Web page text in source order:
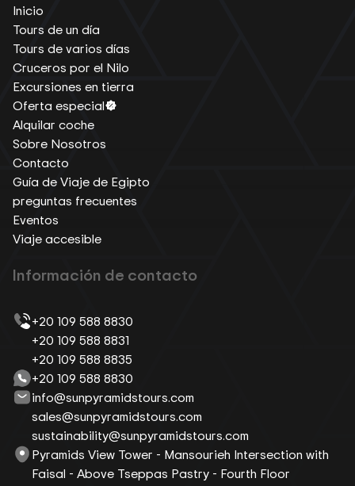
Inicio
Tours de un día
Tours de varios días
Cruceros por el Nilo
Excursiones en tierra
Oferta especial
Alquilar coche
Sobre Nosotros
Contacto
Guía de Viaje de Egipto
preguntas frecuentes
Eventos
Viaje accesible
Información de contacto
+20 109 588 8830
+20 109 588 8831
+20 109 588 8835
+20 109 588 8830
info@sunpyramidstours.com
sales@sunpyramidstours.com
sustainability@sunpyramidstours.com
Pyramids View Tower - Mansourieh Intersection with
Faisal - Above Tseppas Pastry - Fourth Floor